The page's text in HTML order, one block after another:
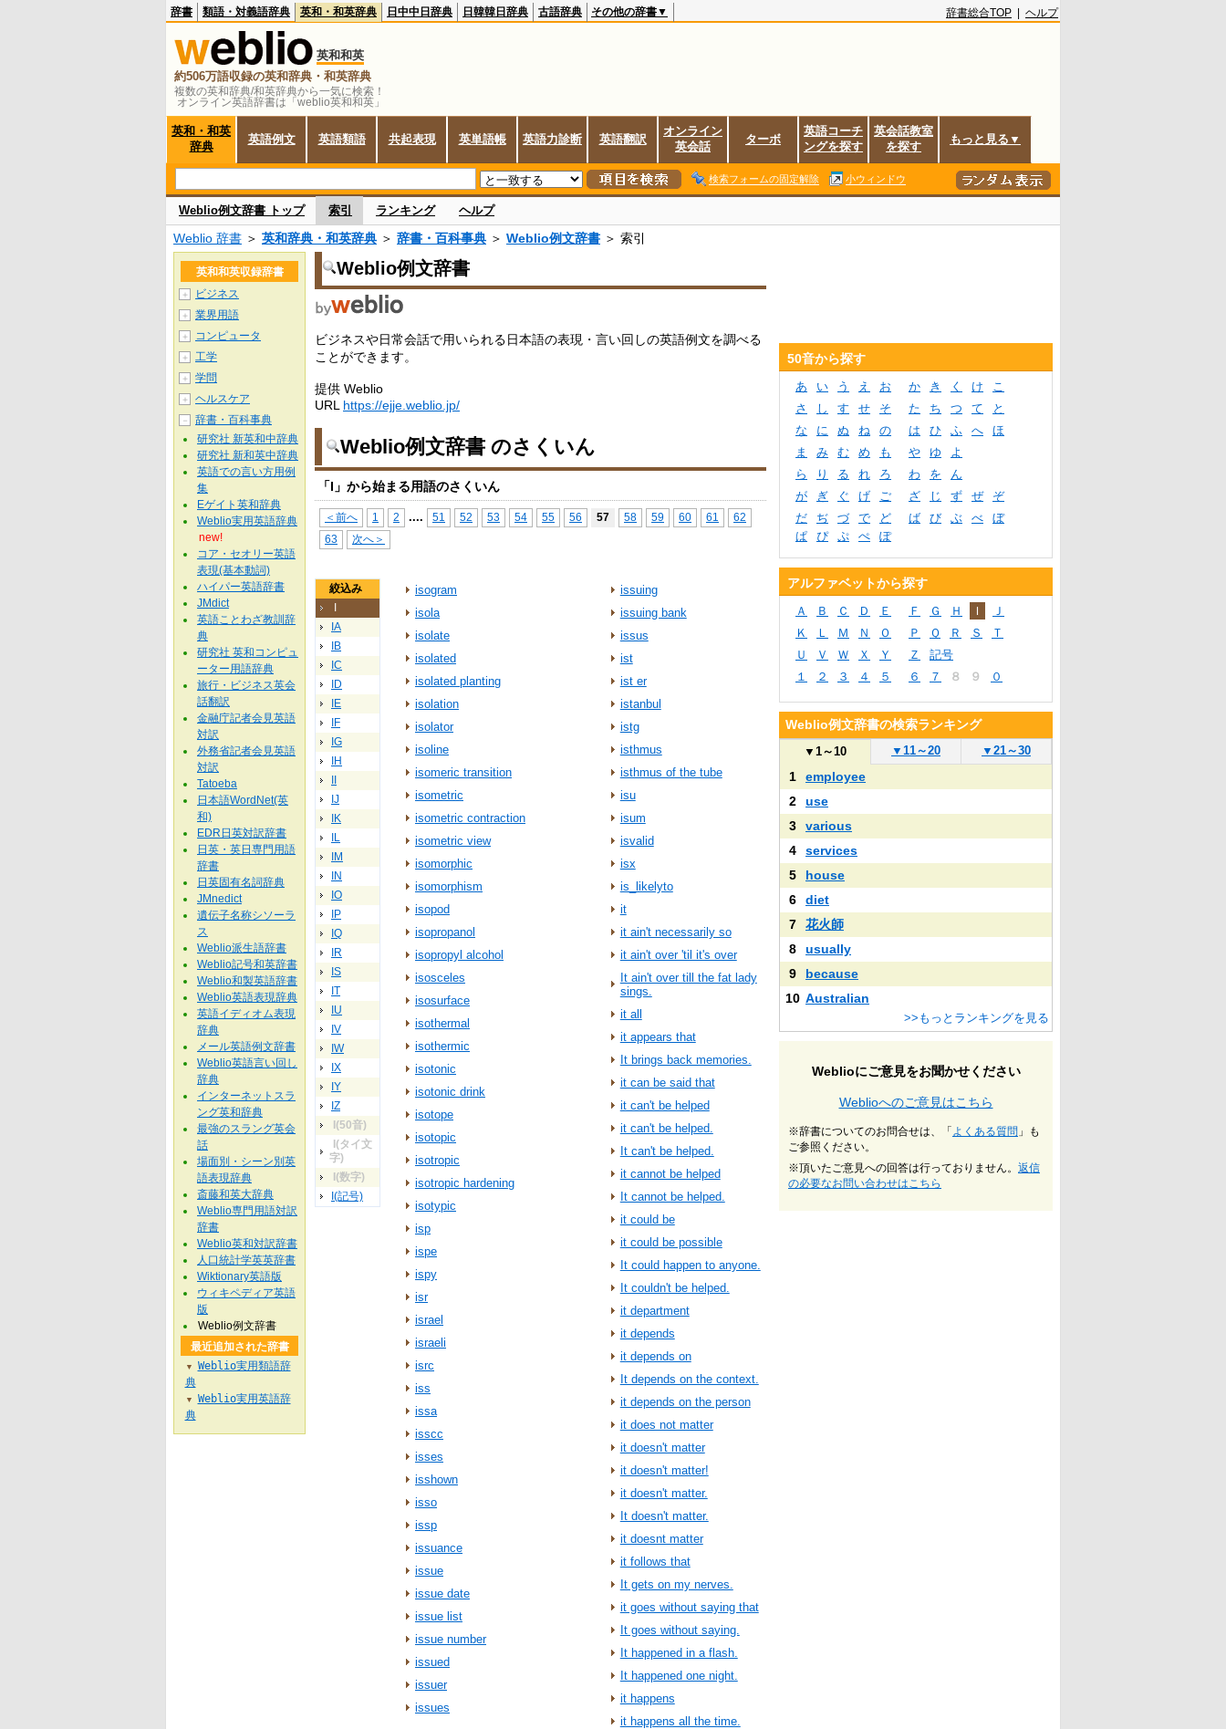
複数の英和辞典/和英辞典から一気に検索！
オンライン英語辞書は「weblio英和和英」
辞書 類語・対義語辞典 英和・和英辞典 日中中日辞典 日韓韓日辞典 古語辞典 その他の辞書▼ 辞書総合TOP ヘルプ
英和和英
約506万語収録の英和辞典・和英辞典
英和・和英
辞典
英語例文 英語類語 共起表現 英単語帳 英語力診断 英語翻訳
オンライン
英会話
ターボ
英語コーチ
ングを探す
英会話教室
を探す
もっと見る▼
検索フォームの固定解除 小ウィンドウ
Weblio例文辞書 トップ 索引 ランキング ヘルプ
Weblio 辞書 ＞ 英和辞典・和英辞典 ＞ 辞書・百科事典 ＞ Weblio例文辞書 ＞ 索引
Weblio例文辞書
ビジネスや日常会話で用いられる日本語の表現・言い回しの英語例文を調べる
ことができます。
提供 Weblio
URL https://ejje.weblio.jp/
Weblio例文辞書 のさくいん
「I」から始まる用語のさくいん
＜前へ 1 2 .... 51 52 53 54 55 56 57 58 59 60 61
62
63
次へ＞
絞込み
IA
IB
IC
ID
IE
IF
IG
IH
IJ
IK
IL
IM
IN
IO
IP
IQ
IR
IS
IT
IU
IV
IW
IX
IY
IZ
I(50音)
I(タイ文
字)
I(数字)
I(記号)
isogram
isola
isolate
isolated
isolated planting
isolation
isolator
isoline
isomeric transition
isometric
isometric contraction
isometric view
isomorphic
isomorphism
isopod
isopropanol
isopropyl alcohol
isosceles
isosurface
isothermal
isothermic
isotonic
isotonic drink
isotope
isotopic
isotropic
isotropic hardening
isotypic
isp
ispe
ispy
isr
israel
israeli
isrc
iss
issa
isscc
isses
isshown
isso
issp
issuance
issue
issue date
issue list
issue number
issued
issuer
issues
issuing
issuing bank
issus
ist
ist er
istanbul
istg
isthmus
isthmus of the tube
isu
isum
isvalid
isx
is_likelyto
it
it ain't necessarily so
it ain't over 'til it's over
It ain't over till the fat lady
sings.
it all
it appears that
It brings back memories.
it can be said that
it can't be helped
it can't be helped.
It can't be helped.
it cannot be helped
It cannot be helped.
it could be
it could be possible
It could happen to anyone.
It couldn't be helped.
it department
it depends
it depends on
It depends on the context.
it depends on the person
it does not matter
it doesn't matter
it doesn't matter!
it doesn't matter.
It doesn't matter.
it doesnt matter
it follows that
It gets on my nerves.
it goes without saying that
It goes without saying.
It happened in a flash.
It happened one night.
it happens
it happens all the time.
英和和英収録辞書
＋ ビジネス
＋ 業界用語
＋ コンピュータ
＋ 工学
＋ 学問
＋ ヘルスケア
－
辞書・百科事典
研究社 新英和中辞典
研究社 新和英中辞典
英語での言い方用例
集
Eゲイト英和辞典
Weblio実用英語辞典
new!
コア・セオリー英語
表現(基本動詞)
ハイパー英語辞書
JMdict
英語ことわざ教訓辞
典
研究社 英和コンピュ
ーター用語辞典
旅行・ビジネス英会
話翻訳
金融庁記者会見英語
対訳
外務省記者会見英語
対訳
Tatoeba
日本語WordNet(英
和)
EDR日英対訳辞書
日英・英日専門用語
辞書
日英固有名詞辞典
JMnedict
遺伝子名称シソーラ
ス
Weblio派生語辞書
Weblio記号和英辞書
Weblio和製英語辞書
Weblio英語表現辞典
英語イディオム表現
辞典
メール英語例文辞書
Weblio英語言い回し
辞典
インターネットスラ
ング英和辞典
最強のスラング英会
話
場面別・シーン別英
語表現辞典
斎藤和英大辞典
Weblio専門用語対訳
辞書
Weblio英和対訳辞書
人口統計学英英辞書
Wiktionary英語版
ウィキペディア英語
版
Weblio例文辞書
最近追加された辞書
▼
Weblio実用類語辞
典
▼
Weblio実用英語辞
典
50音から探す
あ い う え お か き く け
こ
さ
し す せ そ た ち つ て
と
な
に ぬ ね の は ひ ふ へ
ほ
ま
み む め も や ゆ
よ
ら
り る れ ろ わ を
ん
が
ぎ ぐ げ ご ざ じ ず ぜ
ぞ
だ
ぢ づ で ど ば び ぶ べ
ぼ
ぱ
ぴ ぷ ぺ ぽ
アルファベットから探す
Ａ Ｂ Ｃ Ｄ Ｅ Ｆ Ｇ Ｈ Ｉ
Ｊ
Ｋ
Ｌ Ｍ Ｎ Ｏ Ｐ Ｑ Ｒ Ｓ
Ｔ
Ｕ
Ｖ Ｗ Ｘ Ｙ Ｚ
記号
１
２ ３ ４ ５ ６ ７ ８ ９ ０
Weblio例文辞書の検索ランキング
▼ 1～10 ▼ 11～20 ▼ 21～30
1
employee
2
use
3
various
4
services
5
house
6
diet
7
花火師
8
usually
9
because
10 Australian
>>もっとランキングを見る
Weblioにご意見をお聞かせください
Weblioへのご意見はこちら
※辞書についてのお問合せは、「 よくある質問 」も
ご参照ください。
※頂いたご意見への回答は行っておりません。 返信
の必要なお問い合わせはこちら